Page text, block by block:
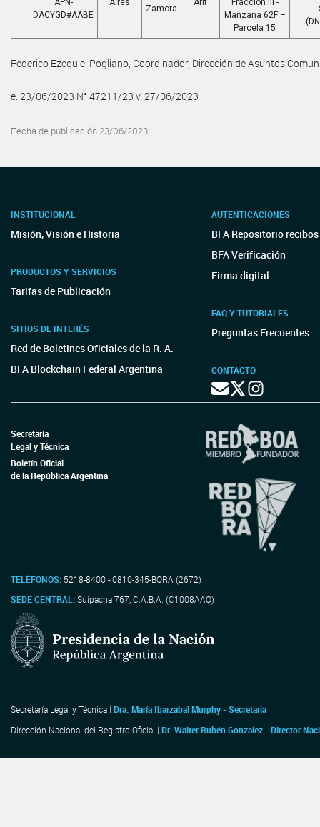
APN-
DACYGD#AABE
Aires
Zamora
Arlt
Fracción III -
Manzana 62F –
Parcela 15
Federico Ezequiel Pogliano, Coordinador, Dirección de Asuntos
e. 23/06/2023 N° 47211/23 v. 27/06/2023
Fecha de publicación 23/06/2023
INSTITUCIONAL
Misión, Visión e Historia
PRODUCTOS Y SERVICIOS
Tarifas de Publicación
SITIOS DE INTERÉS
Red de Boletines Oficiales de la R. A.
BFA Blockchain Federal Argentina
AUTENTICACIONES
BFA Repositorio recibos
BFA Verificación
Firma digital
FAQ Y TUTORIALES
Preguntas Frecuentes
CONTACTO
Secretaría
Legal y Técnica
Boletín Oficial
de la República Argentina
TELÉFONOS: 5218-8400 - 0810-345-BORA (2672)
SEDE CENTRAL:Suipacha 767, C.A.B.A. (C1008AAO)
Secretaría Legal y Técnica | Dra. María Ibarzabal Murphy - Secretaria
Dirección Nacional del Registro Oficial | Dr. Walter Rubén Gonzalez - Director